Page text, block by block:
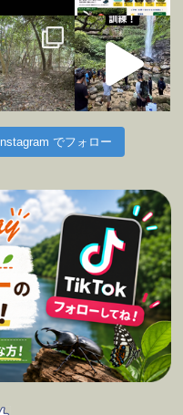
Instagram でフォロー